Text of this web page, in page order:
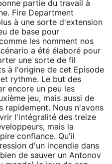
partie du travail à
Fire Department
à une sorte d'extension
de base pour
les nomment nos
a été élaboré pour
une sorte de fil
à l'origine de cet Episode
rythme. Le but des
encore un peu les
jeu, mais aussi de
rapidement. Nous n'avons
l'intégralité des treize
mais la
confiance. Qu'il
d'un incendie dans
de sauver un Antonov